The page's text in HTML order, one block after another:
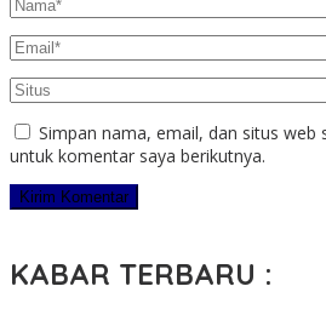
Simpan nama, email, dan situs web
untuk komentar saya berikutnya.
KABAR TERBARU :